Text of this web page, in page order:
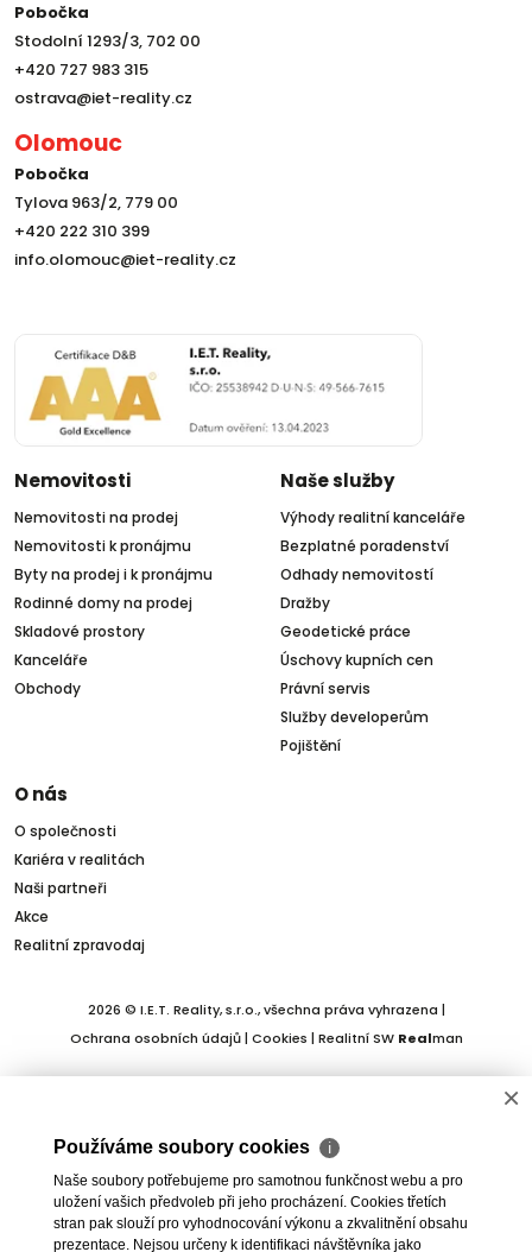
Pobočka
Stodolní 1293/3, 702 00
+420 727 983 315
ostrava@iet-reality.cz
Olomouc
Pobočka
Tylova 963/2, 779 00
+420 222 310 399
info.olomouc@iet-reality.cz
Nemovitosti
Nemovitosti na prodej
Nemovitosti k pronájmu
Byty na prodej i k pronájmu
Rodinné domy na prodej
Skladové prostory
Kanceláře
Obchody
Naše služby
Výhody realitní kanceláře
Bezplatné poradenství
Odhady nemovitostí
Dražby
Geodetické práce
Úschovy kupních cen
Právní servis
Služby developerům
Pojištění
O nás
O společnosti
Kariéra v realitách
Naši partneři
Akce
Realitní zpravodaj
2026 © I.E.T. Reality, s.r.o., všechna práva vyhrazena |
Ochrana osobních údajů| Cookies | Realitní SW Realman
×
Používáme soubory cookies ℹ
Naše soubory potřebujeme pro samotnou funkčnost webu a pro
uložení vašich předvoleb při jeho procházení. Cookies třetích
stran pak slouží pro vyhodnocování výkonu a zkvalitnění obsahu
prezentace. Nejsou určeny k identifikaci návštěvníka jako